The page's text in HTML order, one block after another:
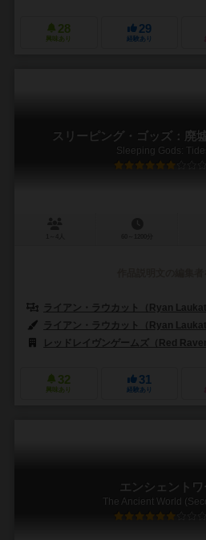
28
興味あり
29
経験あり
スリーピング・ゴッズ：廃
Sleeping Gods:
ライアン・ラウカット（Ryan Laukat
ライアン・ラウカット（Ryan Laukat
レッドレイヴンゲームズ（Red
32
興味あり
31
経験あり
エンシェントワ
The Ancient World